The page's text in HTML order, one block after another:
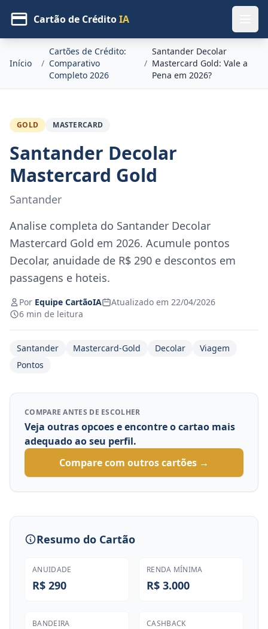
Cartão de CréditoIA
Início /
Cartões de Crédito:
Comparativo
Completo 2026
/
Santander Decolar
Mastercard Gold: Vale a
Pena em 2026?
GOLD MASTERCARD
Santander Decolar
Mastercard Gold
Santander
Analise completa do Santander Decolar
Mastercard Gold em 2026. Acumule pontos
Decolar, anuidade de R$ 290 e descontos em
passagens e hoteis.
Por Equipe CartãoIA
Atualizado em 22/04/2026
6 min de leitura
Santander Mastercard-Gold Decolar
Viagem
Pontos
COMPARE ANTES DE ESCOLHER
Veja outras opcoes e encontre o cartao mais
adequado ao seu perfil.
Compare com outros cartões →
Resumo do Cartão
ANUIDADE
R$ 290
RENDA MÍNIMA
R$ 3.000
BANDEIRA CASHBACK